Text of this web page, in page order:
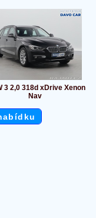
3 2,0 318d xDrive Xenon
Nav